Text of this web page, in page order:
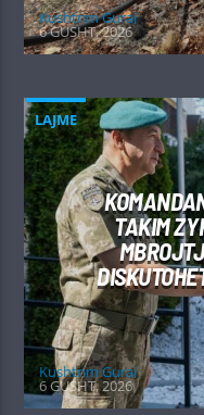
Kushtrim Guraj
6 GUSHT, 2026
LAJME
TAKIM
Kushtrim Guraj
6 GUSHT, 2026